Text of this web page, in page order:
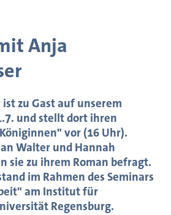
Anja
zu Gast auf unserem
und stellt dort ihren
vor (16 Uhr).
Walter und Hannah
sie zu ihrem Roman befragt.
im Rahmen des Seminars
am Institut für
Regensburg.